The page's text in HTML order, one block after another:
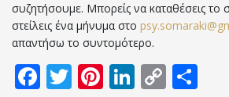
συζητήσουμε. Μπορείς να καταθέσεις
στείλεις ένα μήνυμα στο psy.somaraki@
απαντήσω το συντομότερο.
Facebook
TwitterPinterest
LinkedIn
Copy